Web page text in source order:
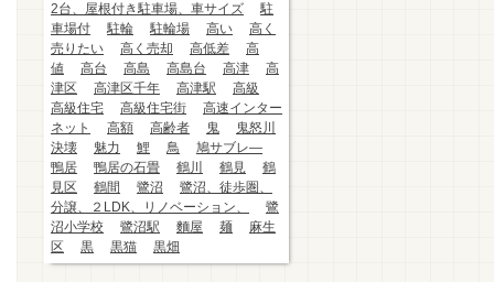
2台、屋根付き駐車場、車サイズ
駐
車場付
駐輪 駐輪場 高い
高く
売りたい
高く売却 高低差
高
値
高台 高島 高島台 高津
高
津区
高津区千年 高津駅
高級
高級住宅
高級住宅街
高速インター
ネット
高額 高齢者 鬼
鬼怒川
決壊
魅力 鯉 鳥
鳩サブレ―
鴨居
鴨居の石畳 鶴川 鶴見
鶴
見区
鶴間 鷺沼
鷺沼、徒歩圏、
分譲、２LDK、リノベーション、
鷺
沼小学校
鷺沼駅 麵屋 麺
麻生
区
黒 黒猫 黒畑